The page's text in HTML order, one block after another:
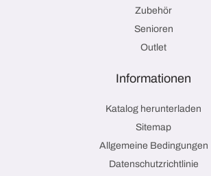
Zubehör
Senioren
Outlet
Informationen
Katalog herunterladen
Sitemap
Allgemeine Bedingungen
Datenschutzrichtlinie